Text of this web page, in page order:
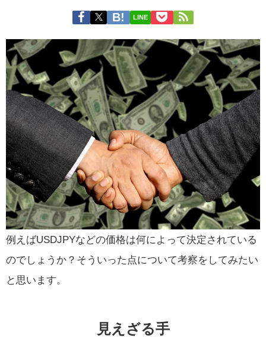
LINE
例えばUSDJPYなどの価格は何によって決定されている
のでしょうか？そういった点について考察をしてみたい
と思います。
見えざる手